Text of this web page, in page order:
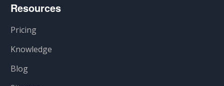
Resources
Pricing
Knowledge
Blog